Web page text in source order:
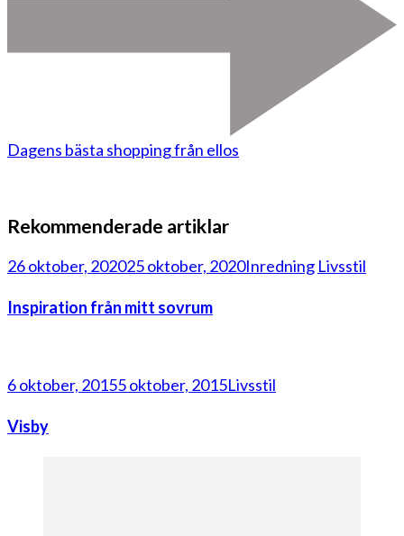
Dagens bästa shopping från ellos
Rekommenderade artiklar
26 oktober, 202025 oktober, 2020Inredning Livsstil
Inspiration från mitt sovrum
6 oktober, 20155 oktober, 2015Livsstil
Visby